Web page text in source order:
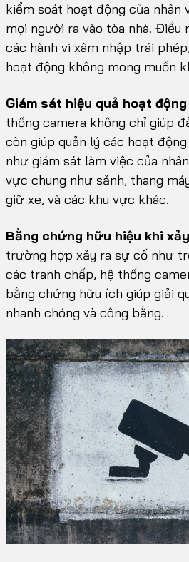
kiểm soát hoạt động của nhân
mọi người ra vào tòa nhà. Điều
các hành vi xâm nhập trái
hoạt động không mong muốn
Giám sát hiệu quả hoạt
thống camera không chỉ giúp
còn giúp quản lý các hoạt
như giám sát làm việc của
vực chung như sảnh, thang
giữ xe, và các khu vực khác.
Bằng chứng hữu hiệu khi
trường hợp xảy ra sự cố như
các tranh chấp, hệ thống
bằng chứng hữu ích giúp giải
nhanh chóng và công bằng.